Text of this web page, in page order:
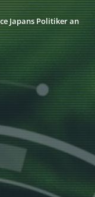
Japans Politiker an